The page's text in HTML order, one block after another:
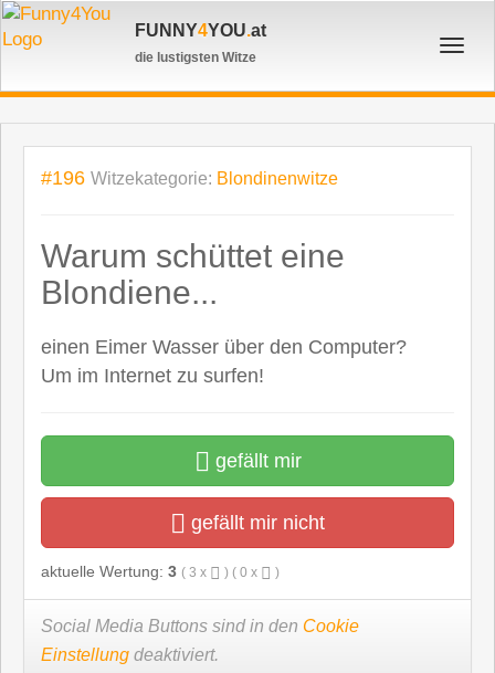
FUNNY4YOU.at
die lustigsten Witze
#196 Witzekategorie: Blondinenwitze
Warum schüttet eine
Blondiene...
einen Eimer Wasser über den Computer?
Um im Internet zu surfen!
gefällt mir
gefällt mir nicht
aktuelle Wertung: 3 ( 3 x ) ( 0 x )
Social Media Buttons sind in den Cookie
Einstellung deaktiviert.